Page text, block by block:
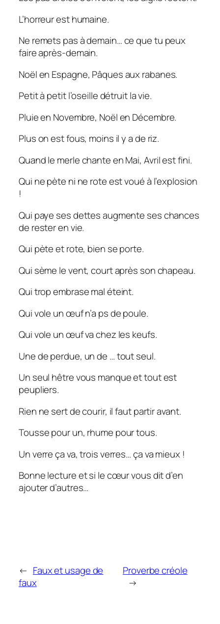
L’horreur est humaine.
Ne remets pas à demain… ce que tu peux
faire après-demain.
Noël en Espagne, Pâques aux rabanes.
Petit à petit l’oseille détruit la vie.
Pluie en Novembre, Noël en Décembre.
Plus on est fous, moins il y a de riz.
Quand le merle chante en Mai, Avril est fini.
Qui ne pète ni ne rote est voué à l’explosion
!
Qui paye ses dettes augmente ses chances
de rester en vie.
Qui pète et rote, bien se porte.
Qui sème le vent, court après son chapeau.
Qui trop embrase mal éteint.
Qui vole un œuf n’a ps de poule.
Qui vole un œuf va chez les keufs.
Une de perdue, un de … tout seul.
Un seul hêtre vous manque et tout est
peupliers.
Rien ne sert de courir, il faut partir avant.
Tousse pour un, rhume pour tous.
Un verre ça va, trois verres… ça va mieux !
Bonne lecture et si le cœur vous dit d’en
ajouter d’autres…
← Faux et usage de
faux
Proverbe créole
→